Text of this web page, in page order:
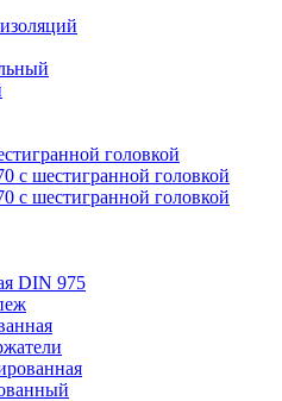
головкой
с шестигранной головкой
с шестигранной головкой
DIN 975